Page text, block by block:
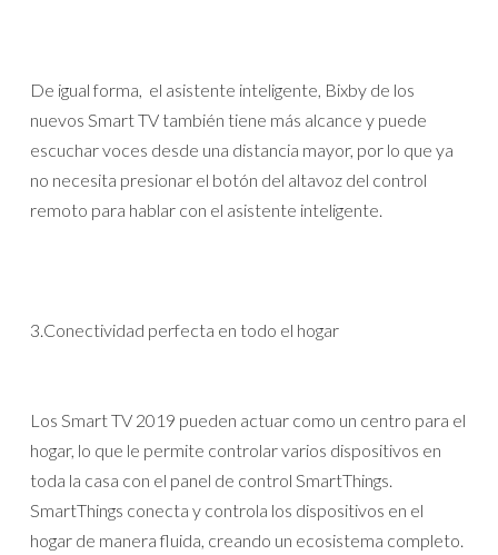
De igual forma, el asistente inteligente, Bixby de los
nuevos Smart TV también tiene más alcance y puede
escuchar voces desde una distancia mayor, por lo que ya
no necesita presionar el botón del altavoz del control
remoto para hablar con el asistente inteligente.
3.Conectividad perfecta en todo el hogar
Los Smart TV 2019 pueden actuar como un centro para el
hogar, lo que le permite controlar varios dispositivos en
toda la casa con el panel de control SmartThings.
SmartThings conecta y controla los dispositivos en el
hogar de manera fluida, creando un ecosistema completo.